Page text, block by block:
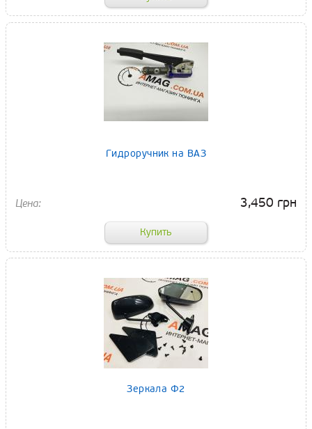
Гидроручник на ВАЗ
3,450 грн
Зеркала Ф2